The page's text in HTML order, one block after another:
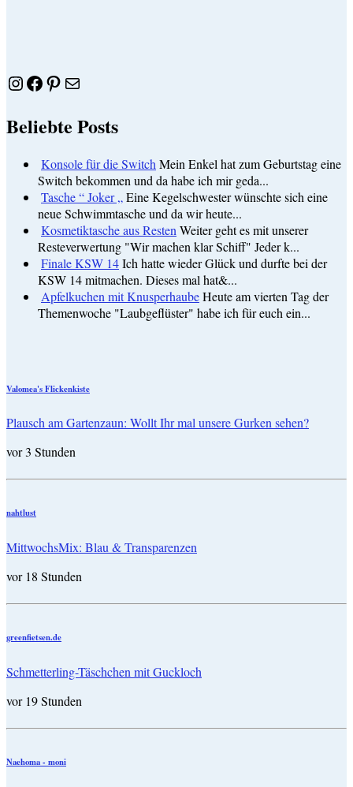
Instagram
Facebook
Pinterest
E-Mail
Beliebte Posts
Konsole für die Switch Mein Enkel hat zum Geburtstag eine
Switch bekommen und da habe ich mir geda...
Tasche “ Joker „ Eine Kegelschwester wünschte sich eine
neue Schwimmtasche und da wir heute...
Kosmetiktasche aus Resten Weiter geht es mit unserer
Resteverwertung "Wir machen klar Schiff" Jeder k...
Finale KSW 14Ich hatte wieder Glück und durfte bei der
KSW 14 mitmachen. Dieses mal hat&...
Apfelkuchen mit KnusperhaubeHeute am vierten Tag der
Themenwoche "Laubgeflüster" habe ich für euch ein...
Valomea's Flickenkiste
Plausch am Gartenzaun: Wollt Ihr mal unsere Gurken sehen?
vor 3 Stunden
nahtlust
MittwochsMix: Blau & Transparenzen
vor 18 Stunden
greenfietsen.de
Schmetterling-Täschchen mit Guckloch
vor 19 Stunden
Naehoma - moni